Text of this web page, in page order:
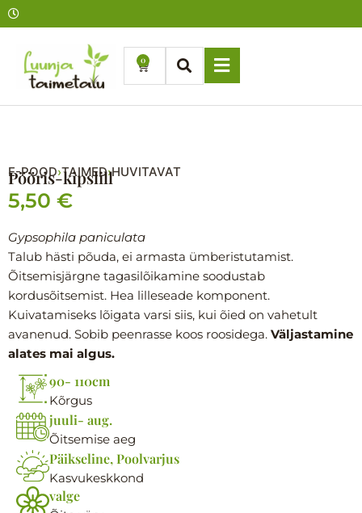
Skip
to
content
0
Cart
E-POOD›TAIMED›HUVITAVAT
Pööris-kipslill
5,50 €
Gypsophila paniculata
Talub hästi põuda, ei armasta ümberistutamist.
Õitsemisjärgne tagasilõikamine soodustab
kordusõitsemist. Hea lilleseade komponent.
Kuivatamiseks lõigata varsi siis, kui õied on vahetult
avanenud. Sobib peenrasse koos roosidega. Väljastamine
alates mai algus.
90- 110cm
Kõrgus
juuli- aug.
Õitsemise aeg
Päikseline, Poolvarjus
Kasvukeskkond
valge